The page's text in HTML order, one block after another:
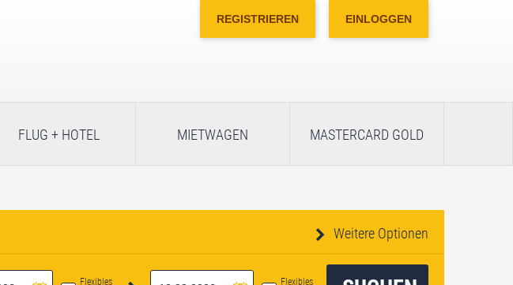
REGISTRIEREN EINLOGGEN
FLUG + HOTEL MIETWAGEN MASTERCARD GOLD
Weitere Optionen
Flexibles
Flexibles